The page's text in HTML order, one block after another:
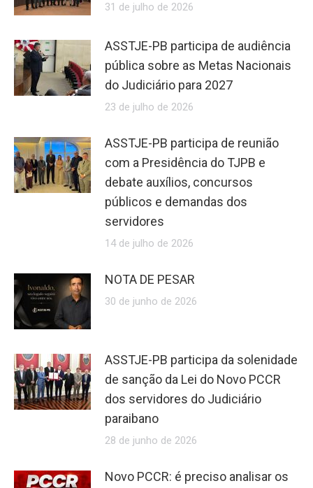
31 de julho de 2026
ASSTJE-PB participa de audiência
pública sobre as Metas Nacionais
do Judiciário para 2027
23 de julho de 2026
ASSTJE-PB participa de reunião
com a Presidência do TJPB e
debate auxílios, concursos
públicos e demandas dos
servidores
14 de julho de 2026
NOTA DE PESAR
30 de junho de 2026
ASSTJE-PB participa da solenidade
de sanção da Lei do Novo PCCR
dos servidores do Judiciário
paraibano
28 de junho de 2026
Novo PCCR: é preciso analisar os